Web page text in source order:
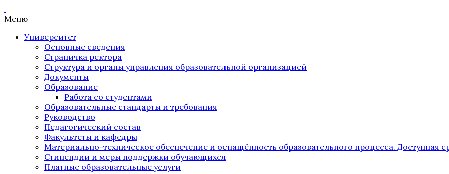
Меню
Университет
Основные сведения
Страничка ректора
Структура и органы управления образовательной организацией
Документы
Образование
Работа со студентами
Образовательные стандарты и требования
Руководство
Педагогический состав
Факультеты и кафедры
Материально-техническое обеспечение и оснащённость образовательного процесса. Доступная
Стипендии и меры поддержки обучающихся
Платные образовательные услуги